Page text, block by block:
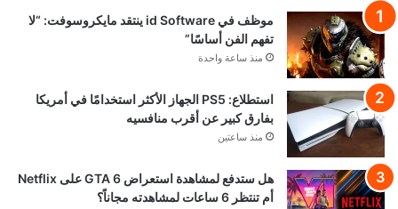
موظف في id Software ينتقد مايكروسوفت: “لا
تفهم الفن أساسًا”
منذ ساعة واحدة
استطلاع: PS5 الجهاز الأكثر استخدامًا في أمريكا
بفارق كبير عن أقرب منافسيه
منذ ساعتين
هل ستدفع لمشاهدة استعراض GTA 6 على Netflix
أم تنتظر 6 ساعات لمشاهدته مجاناً؟